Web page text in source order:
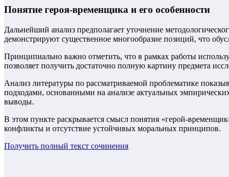
Понятие героя-временщика и его особенности
Дальнейший анализ предполагает уточнение
демонстрируют существенное многообразие позиций, что
Принципиально важно отметить, что в рамках работы
позволяет получить достаточно полную картину предмета
Анализ литературы по рассматриваемой проблематике
подходами, основанными на анализе актуальных
выводы.
В этом пункте раскрывается смысл понятия «герой-
конфликты и отсутствие устойчивых моральных принципов.
Получить полный текст сочинения